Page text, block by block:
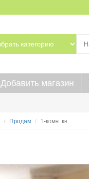
Добавить магазин
Продам 1-комн. кв.